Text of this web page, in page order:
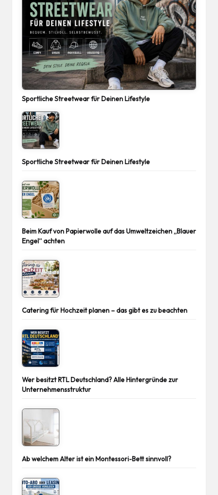
Sportliche Streetwear für Deinen Lifestyle
Sportliche Streetwear für Deinen Lifestyle
Beim Kauf von Papierwolle auf das Umweltzeichen „Blauer
Engel“ achten
Catering für Hochzeit planen – das gibt es zu beachten
Wer besitzt RTL Deutschland? Alle Hintergründe zur
Unternehmensstruktur
Ab welchem Alter ist ein Montessori-Bett sinnvoll?